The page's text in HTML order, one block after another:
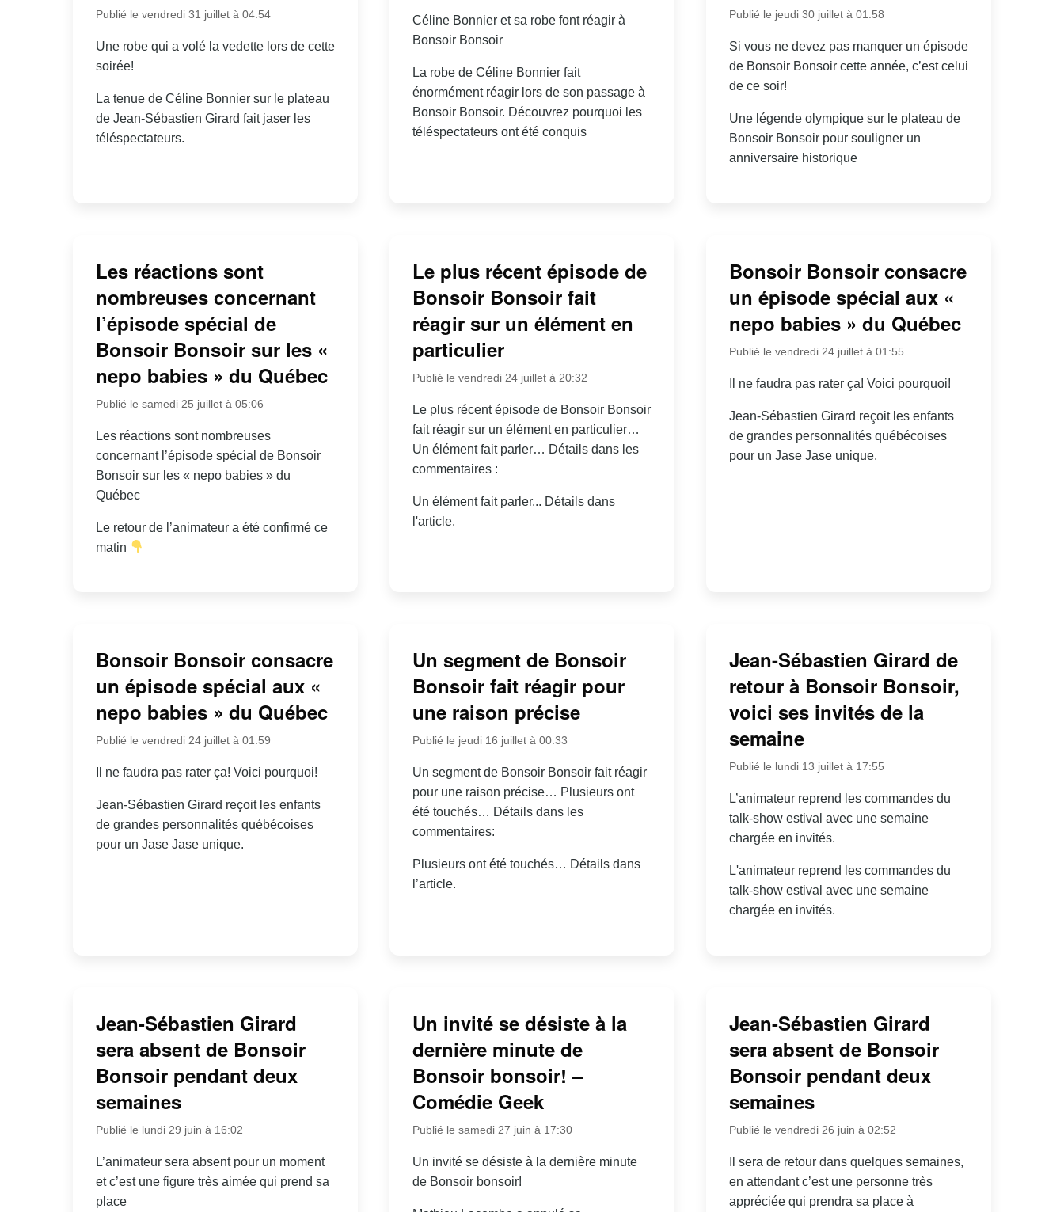
Publié le vendredi 31 juillet à 04:54
Une robe qui a volé la vedette lors de cette
soirée!
La tenue de Céline Bonnier sur le plateau
de Jean-Sébastien Girard fait jaser les
téléspectateurs.
Céline Bonnier et sa robe font réagir à
Bonsoir Bonsoir
La robe de Céline Bonnier fait
énormément réagir lors de son passage à
Bonsoir Bonsoir. Découvrez pourquoi les
téléspectateurs ont été conquis
Publié le jeudi 30 juillet à 01:58
Si vous ne devez pas manquer un épisode
de Bonsoir Bonsoir cette année, c’est celui
de ce soir!
Une légende olympique sur le plateau de
Bonsoir Bonsoir pour souligner un
anniversaire historique
Les réactions sont
nombreuses concernant
l’épisode spécial de
Bonsoir Bonsoir sur les «
nepo babies » du Québec
Publié le samedi 25 juillet à 05:06
Les réactions sont nombreuses
concernant l’épisode spécial de Bonsoir
Bonsoir sur les « nepo babies » du
Québec
Le retour de l’animateur a été confirmé ce
matin
Le plus récent épisode de
Bonsoir Bonsoir fait
réagir sur un élément en
particulier
Publié le vendredi 24 juillet à 20:32
Le plus récent épisode de Bonsoir Bonsoir
fait réagir sur un élément en particulier…
Un élément fait parler… Détails dans les
commentaires :
Un élément fait parler... Détails dans
l'article.
Bonsoir Bonsoir consacre
un épisode spécial aux «
nepo babies » du Québec
Publié le vendredi 24 juillet à 01:55
Il ne faudra pas rater ça! Voici pourquoi!
Jean-Sébastien Girard reçoit les enfants
de grandes personnalités québécoises
pour un Jase Jase unique.
Bonsoir Bonsoir consacre
un épisode spécial aux «
nepo babies » du Québec
Publié le vendredi 24 juillet à 01:59
Il ne faudra pas rater ça! Voici pourquoi!
Jean-Sébastien Girard reçoit les enfants
de grandes personnalités québécoises
pour un Jase Jase unique.
Un segment de Bonsoir
Bonsoir fait réagir pour
une raison précise
Publié le jeudi 16 juillet à 00:33
Un segment de Bonsoir Bonsoir fait réagir
pour une raison précise… Plusieurs ont
été touchés… Détails dans les
commentaires:
Plusieurs ont été touchés… Détails dans
l’article.
Jean-Sébastien Girard de
retour à Bonsoir Bonsoir,
voici ses invités de la
semaine
Publié le lundi 13 juillet à 17:55
L’animateur reprend les commandes du
talk-show estival avec une semaine
chargée en invités.
L'animateur reprend les commandes du
talk-show estival avec une semaine
chargée en invités.
Jean-Sébastien Girard
sera absent de Bonsoir
Bonsoir pendant deux
semaines
Publié le lundi 29 juin à 16:02
L’animateur sera absent pour un moment
et c’est une figure très aimée qui prend sa
place
Un invité se désiste à la
dernière minute de
Bonsoir bonsoir! –
Comédie Geek
Publié le samedi 27 juin à 17:30
Un invité se désiste à la dernière minute
de Bonsoir bonsoir!
Jean-Sébastien Girard
sera absent de Bonsoir
Bonsoir pendant deux
semaines
Publié le vendredi 26 juin à 02:52
Il sera de retour dans quelques semaines,
en attendant c’est une personne très
appréciée qui prendra sa place à